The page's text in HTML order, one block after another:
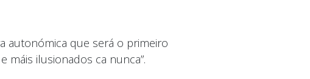
autonómica que será o primeiro
máis ilusionados ca nunca”.